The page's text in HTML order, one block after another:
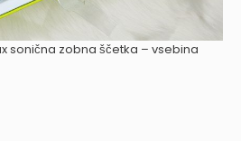
sonična zobna ščetka – vsebina